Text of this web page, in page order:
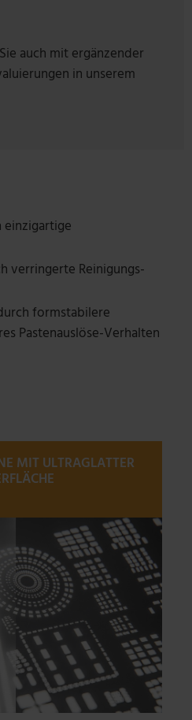
auch mit ergänzender
in unserem
einzigartige
verringerte Reinigungs-
formstabilere
Pastenauslöse-Verhalten
MIT ULTRAGLATTER